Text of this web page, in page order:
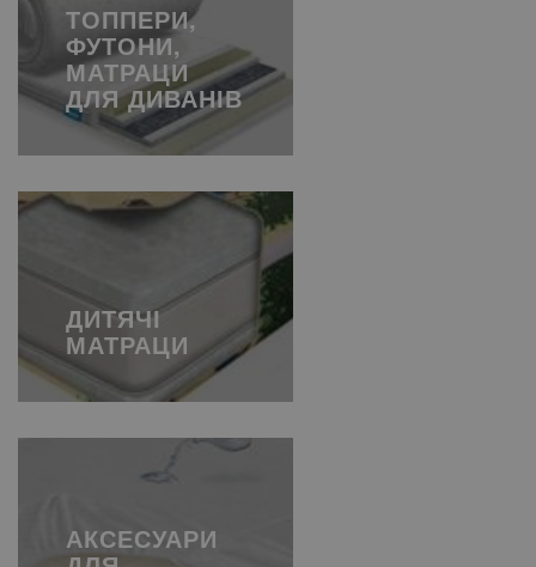
ТОППЕРИ,
ФУТОНИ,
МАТРАЦИ
ДЛЯ ДИВАНІВ
ДИТЯЧІ
МАТРАЦИ
АКСЕСУАРИ